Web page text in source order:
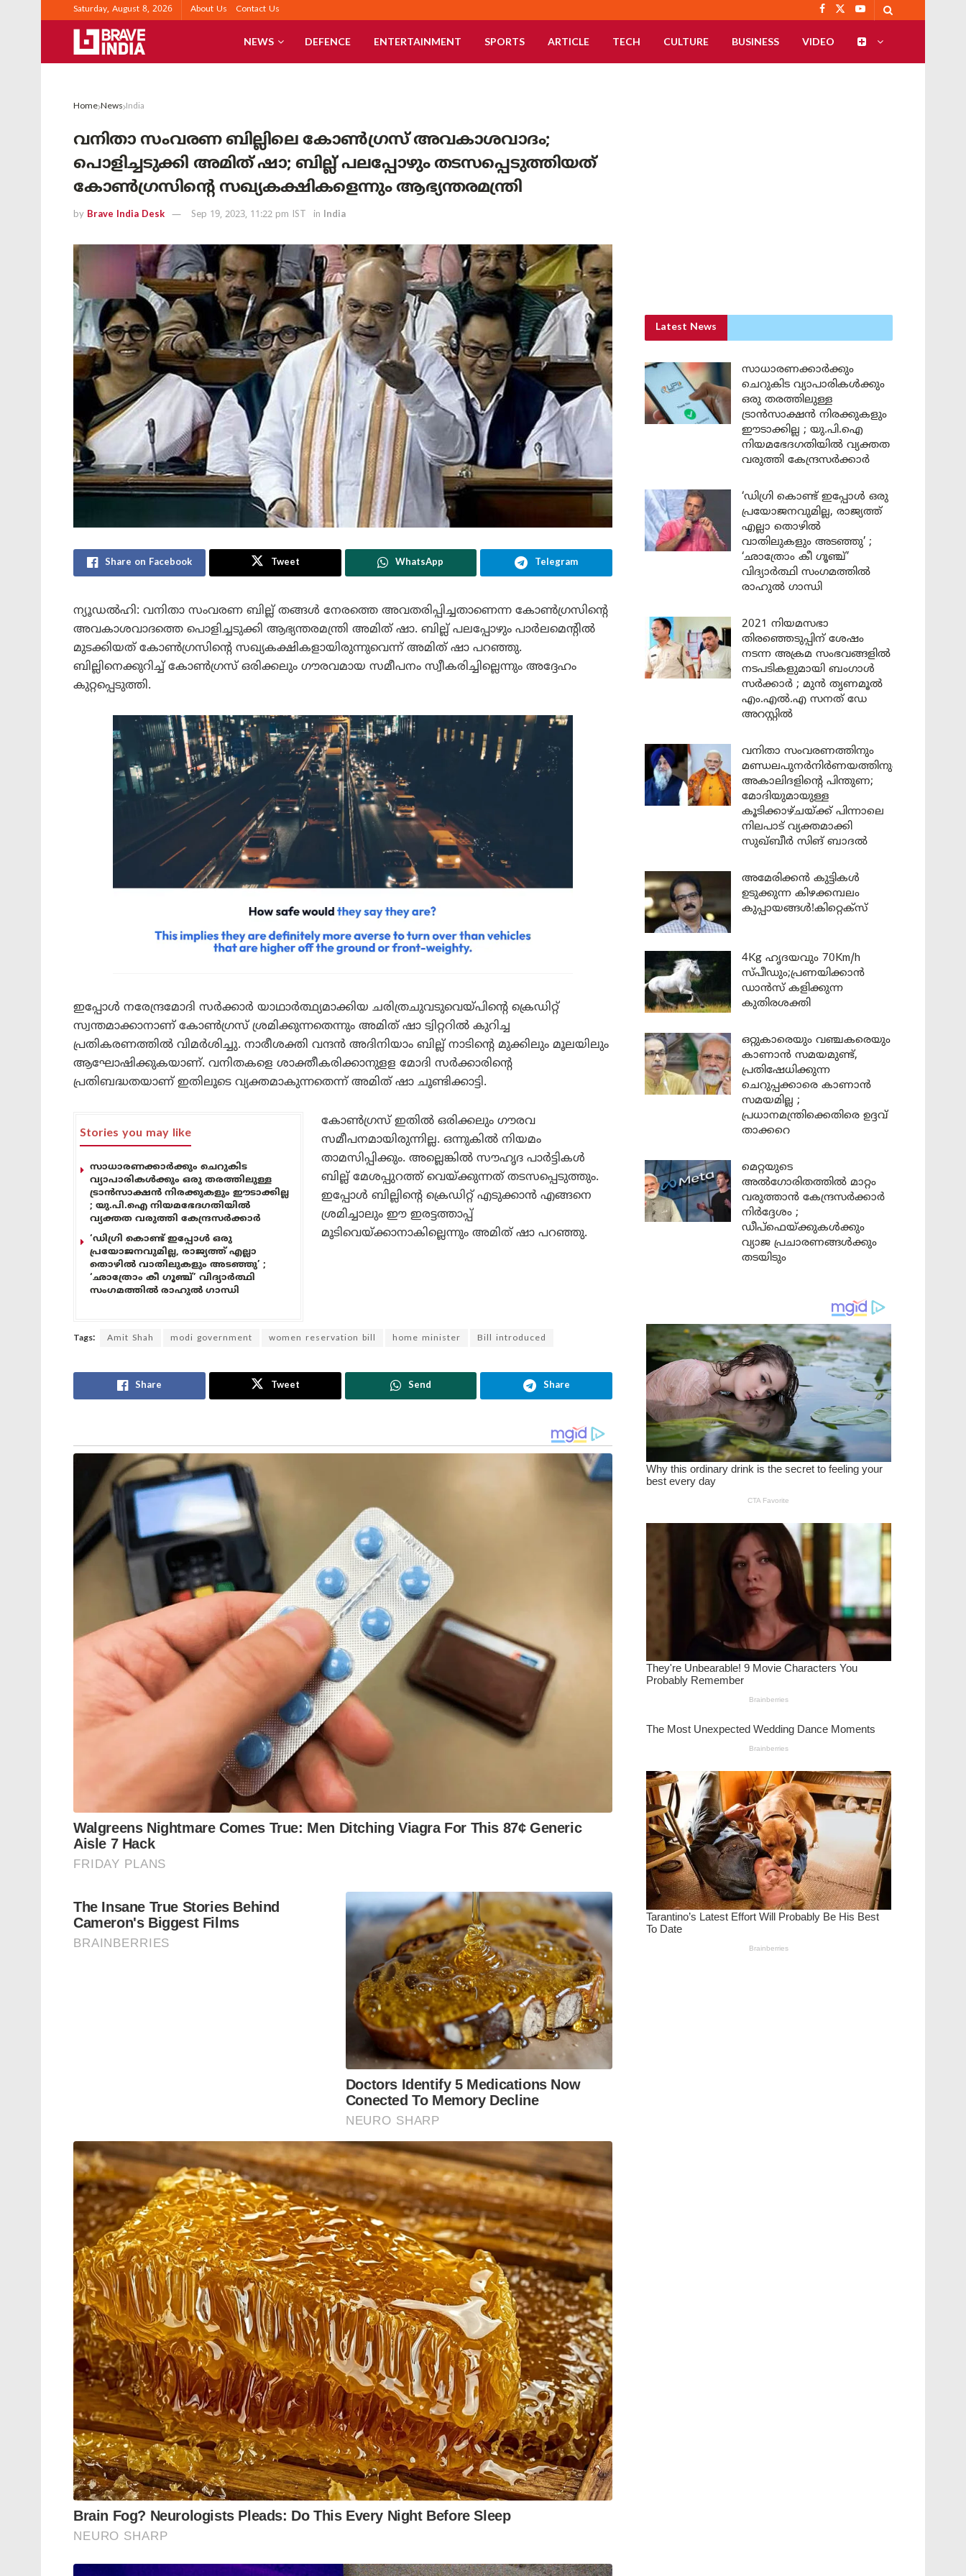
Saturday, August 8, 2026 About Us Contact Us
NEWS DEFENCE ENTERTAINMENT SPORTS ARTICLE TECH CULTURE BUSINESS VIDEO
Home News India
വനിതാ സംവരണ ബില്ലിലെ കോൺഗ്രസ് അവകാശവാദം;
പൊളിച്ചടുക്കി അമിത് ഷാ; ബില്ല് പലപ്പോഴും തടസപ്പെടുത്തിയത്
കോൺഗ്രസിന്റെ സഖ്യകക്ഷികളെന്നും ആഭ്യന്തരമന്ത്രി
by Brave India Desk Sep 19, 2023, 11:22 pm IST in India
Share on Facebook Tweet WhatsApp Telegram
ന്യൂഡൽഹി: വനിതാ സംവരണ ബില്ല് തങ്ങൾ നേരത്തെ അവതരിപ്പിച്ചതാണെന്ന കോൺഗ്രസിന്റെ
അവകാശവാദത്തെ പൊളിച്ചടുക്കി ആഭ്യന്തരമന്ത്രി അമിത് ഷാ. ബില്ല് പലപ്പോഴും പാർലമെന്റിൽ
മുടക്കിയത് കോൺഗ്രസിന്റെ സഖ്യകക്ഷികളായിരുന്നുവെന്ന് അമിത് ഷാ പറഞ്ഞു.
ബില്ലിനെക്കുറിച്ച് കോൺഗ്രസ് ഒരിക്കലും ഗൗരവമായ സമീപനം സ്വീകരിച്ചില്ലെന്നും അദ്ദേഹം
കുറ്റപ്പെടുത്തി.
ഇപ്പോൾ നരേന്ദ്രമോദി സർക്കാർ യാഥാർത്ഥ്യമാക്കിയ ചരിത്രചുവടുവെയ്പിന്റെ ക്രെഡിറ്റ്
സ്വന്തമാക്കാനാണ് കോൺഗ്രസ് ശ്രമിക്കുന്നതെന്നും അമിത് ഷാ ട്വിറ്ററിൽ കുറിച്ച
പ്രതികരണത്തിൽ വിമർശിച്ചു. നാരീശക്തി വന്ദൻ അദിനിയാം ബില്ല് നാടിന്റെ മുക്കിലും മൂലയിലും
ആഘോഷിക്കുകയാണ്. വനിതകളെ ശാക്തീകരിക്കാനുളള മോദി സർക്കാരിന്റെ
പ്രതിബദ്ധതയാണ് ഇതിലൂടെ വ്യക്തമാകുന്നതെന്ന് അമിത് ഷാ ചൂണ്ടിക്കാട്ടി.
Stories you may like
സാധാരണക്കാർക്കും ചെറുകിട
വ്യാപാരികൾക്കും ഒരു തരത്തിലുള്ള
ട്രാൻസാക്ഷൻ നിരക്കുകളും ഈടാക്കില്ല
; യു.പി.ഐ നിയമഭേദഗതിയിൽ
വ്യക്തത വരുത്തി കേന്ദ്രസർക്കാർ
‘ഡിഗ്രി കൊണ്ട് ഇപ്പോൾ ഒരു
പ്രയോജനവുമില്ല, രാജ്യത്ത് എല്ലാ
തൊഴിൽ വാതിലുകളും അടഞ്ഞു’ ;
‘ഛാത്രോം കീ ഗൂഞ്ച്’ വിദ്യാർത്ഥി
സംഗമത്തിൽ രാഹുൽ ഗാന്ധി
കോൺഗ്രസ് ഇതിൽ ഒരിക്കലും ഗൗരവ
സമീപനമായിരുന്നില്ല. ഒന്നുകിൽ നിയമം
താമസിപ്പിക്കും. അല്ലെങ്കിൽ സൗഹൃദ പാർട്ടികൾ
ബില്ല് മേശപ്പുറത്ത് വെയ്ക്കുന്നത് തടസപ്പെടുത്തും.
ഇപ്പോൾ ബില്ലിന്റെ ക്രെഡിറ്റ് എടുക്കാൻ എങ്ങനെ
ശ്രമിച്ചാലും ഈ ഇരട്ടത്താപ്പ്
മൂടിവെയ്ക്കാനാകില്ലെന്നും അമിത് ഷാ പറഞ്ഞു.
Tags: Amit Shah modi government women reservation bill home minister Bill introduced
Share Tweet Send Share
Latest News
സാധാരണക്കാർക്കും
ചെറുകിട വ്യാപാരികൾക്കും
ഒരു തരത്തിലുള്ള
ട്രാൻസാക്ഷൻ നിരക്കുകളും
ഈടാക്കില്ല ; യു.പി.ഐ
നിയമഭേദഗതിയിൽ വ്യക്തത
വരുത്തി കേന്ദ്രസർക്കാർ
‘ഡിഗ്രി കൊണ്ട് ഇപ്പോൾ ഒരു
പ്രയോജനവുമില്ല, രാജ്യത്ത്
എല്ലാ തൊഴിൽ
വാതിലുകളും അടഞ്ഞു’ ;
‘ഛാത്രോം കീ ഗൂഞ്ച്’
വിദ്യാർത്ഥി സംഗമത്തിൽ
രാഹുൽ ഗാന്ധി
2021 നിയമസഭാ
തിരഞ്ഞെടുപ്പിന് ശേഷം
നടന്ന അക്രമ സംഭവങ്ങളിൽ
നടപടികളുമായി ബംഗാൾ
സർക്കാർ ; മുൻ തൃണമൂൽ
എം.എൽ.എ സനത് ഡേ
അറസ്റ്റിൽ
വനിതാ സംവരണത്തിനും
മണ്ഡലപുനർനിർണയത്തിനും
അകാലിദളിന്റെ പിന്തുണ;
മോദിയുമായുള്ള
കൂടിക്കാഴ്ചയ്ക്ക് പിന്നാലെ
നിലപാട് വ്യക്തമാക്കി
സുഖ്ബീർ സിങ് ബാദൽ
അമേരിക്കൻ കുട്ടികൾ
ഉടുക്കുന്ന കിഴക്കമ്പലം
കുപ്പായങ്ങൾ!കിറ്റെക്സ്
4Kg ഹൃദയവും 70Km/h
സ്പീഡും;പ്രണയിക്കാൻ
ഡാൻസ് കളിക്കുന്ന
കുതിരശക്തി
ഒറ്റുകാരെയും വഞ്ചകരെയും
കാണാൻ സമയമുണ്ട്,
പ്രതിഷേധിക്കുന്ന
ചെറുപ്പക്കാരെ കാണാൻ
സമയമില്ല ;
പ്രധാനമന്ത്രിക്കെതിരെ ഉദ്ദവ്
താക്കറെ
മെറ്റയുടെ
അൽഗോരിതത്തിൽ മാറ്റം
വരുത്താൻ കേന്ദ്രസർക്കാർ
നിർദ്ദേശം ;
ഡീപ്‌ഫെയ്ക്കുകൾക്കും
വ്യാജ പ്രചാരണങ്ങൾക്കും
തടയിടും